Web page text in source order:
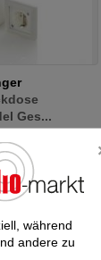
Ges...
+ Filter
während
andere zu